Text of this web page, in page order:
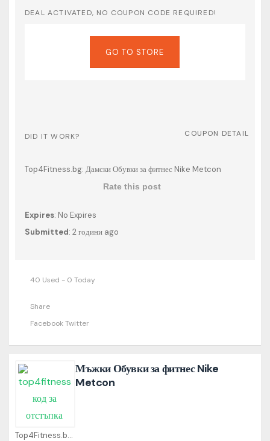
DEAL ACTIVATED, NO COUPON CODE REQUIRED!
GO TO STORE
DID IT WORK? COUPON DETAIL
Top4Fitness.bg: Дамски Обувки за фитнес Nike Metcon
Rate this post
Expires: No Expires
Submitted: 2 години ago
40 Used - 0 Today
Share
FacebookTwitter
Top4Fitness.bg Coupons
Мъжки Обувки за фитнес Nike
Metcon